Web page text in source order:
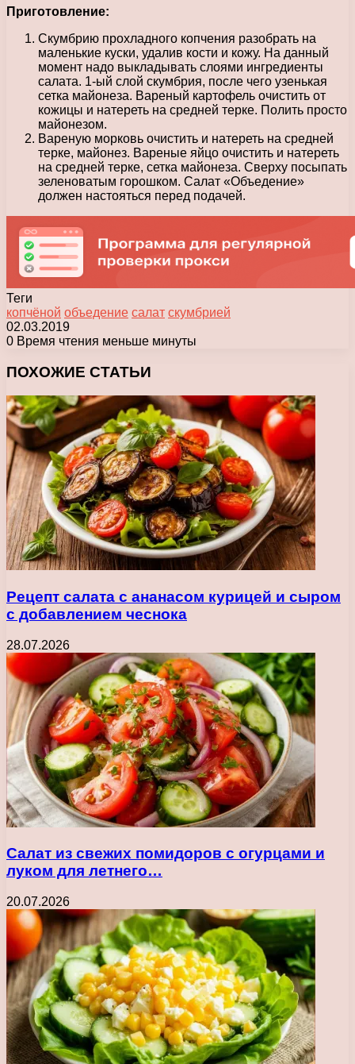
Приготовление:
Скумбрию прохладного копчения разобрать на
маленькие куски, удалив кости и кожу. На данный
момент надо выкладывать слоями ингредиенты
салата. 1-ый слой скумбрия, после чего узенькая
сетка майонеза. Вареный картофель очистить от
кожицы и натереть на средней терке. Полить просто
майонезом.
Вареную морковь очистить и натереть на средней
терке, майонез. Вареные яйцо очистить и натереть
на средней терке, сетка майонеза. Сверху посыпать
зеленоватым горошком. Салат «Объедение»
должен настояться перед подачей.
Теги
копчёной объедение салат скумбрией
02.03.2019
0 Время чтения меньше минуты
ПОХОЖИЕ СТАТЬИ
Рецепт салата с ананасом курицей и сыром
с добавлением чеснока
28.07.2026
Салат из свежих помидоров с огурцами и
луком для летнего…
20.07.2026